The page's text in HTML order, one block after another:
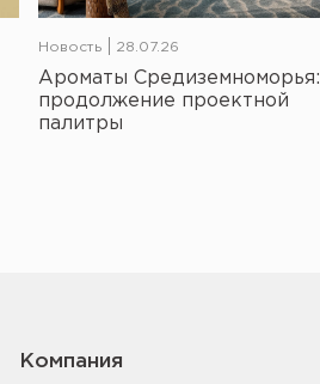
Новость 28.07.26
Ароматы Средиземноморья:
продолжение проектной
палитры
Компания